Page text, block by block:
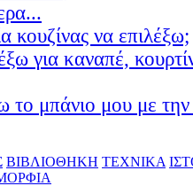
κουζίνας να επιλέξω;
για καναπέ,
το μπάνιο μου με την
ΒΙΒΛΙΟΘΗΚΗ ΤΕΧΝΙΚΑ